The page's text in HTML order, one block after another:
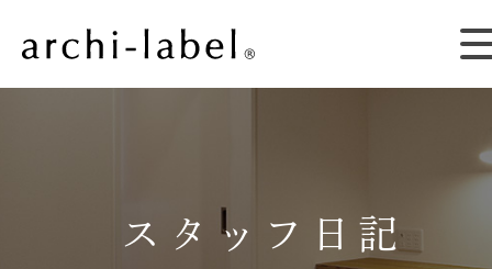
スタッフ日記